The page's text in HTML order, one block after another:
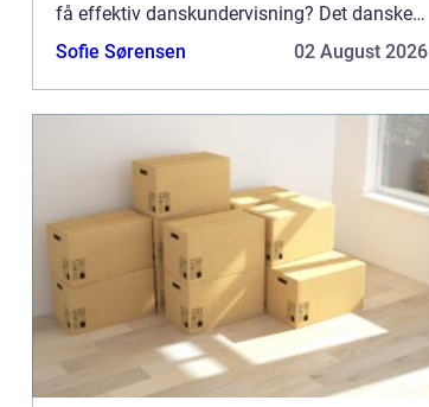
få effektiv danskundervisning? Det danske
sprog er svært, og det kræver virkelig
Sofie Sørensen 02 August 2026